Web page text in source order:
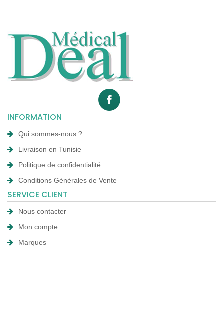
INFORMATION
Qui sommes-nous ?
Livraison en Tunisie
Politique de confidentialité
Conditions Générales de Vente
SERVICE CLIENT
Nous contacter
Mon compte
Marques